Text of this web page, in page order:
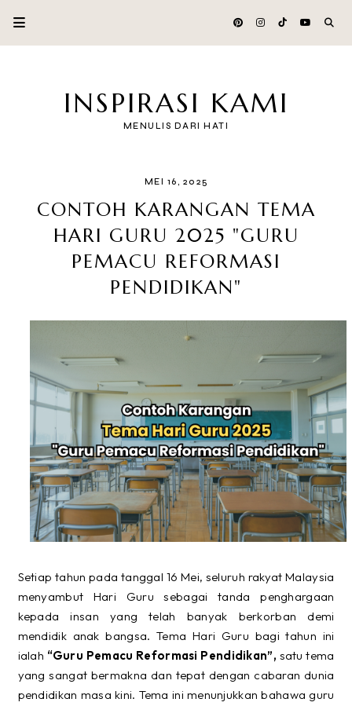
INSPIRASI KAMI
MENULIS DARI HATI
MEI 16, 2025
CONTOH KARANGAN TEMA
HARI GURU 2025 "GURU
PEMACU REFORMASI
PENDIDIKAN"
Setiap tahun pada tanggal 16 Mei, seluruh rakyat Malaysia
menyambut Hari Guru sebagai tanda penghargaan
kepada insan yang telah banyak berkorban demi
mendidik anak bangsa. Tema Hari Guru bagi tahun ini
ialah “Guru Pemacu Reformasi Pendidikan”, satu tema
yang sangat bermakna dan tepat dengan cabaran dunia
pendidikan masa kini. Tema ini menunjukkan bahawa guru